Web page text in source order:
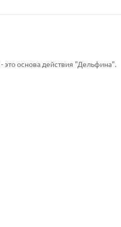
это основа действия "Дельфина".